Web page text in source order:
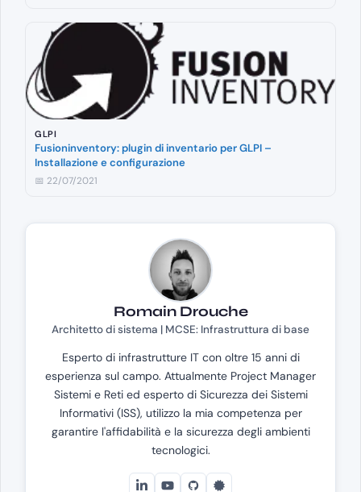
GLPI
Fusioninventory: plugin di inventario per GLPI –
Installazione e configurazione
📅 22/07/2021
Romain Drouche
Architetto di sistema | MCSE: Infrastruttura di base
Esperto di infrastrutture IT con oltre 15 anni di
esperienza sul campo. Attualmente Project Manager
Sistemi e Reti ed esperto di Sicurezza dei Sistemi
Informativi (ISS), utilizzo la mia competenza per
garantire l'affidabilità e la sicurezza degli ambienti
tecnologici.